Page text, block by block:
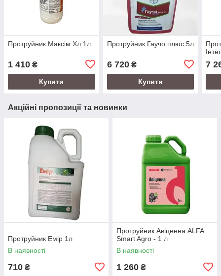
Протруйник Максім Хл 1л
1 410 ₴
Купити
Протруйник Гаучо плюс 5л
6 720₴
Купити
7
Акційні пропозиції та новинки
Протруйник Емір 1л
В наявності
710 ₴
Протруйник Авіценна ALFA
Smart Agro - 1 л
В наявності
1 260 ₴